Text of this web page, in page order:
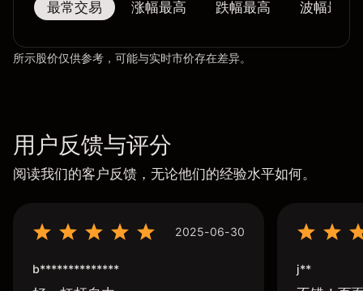
最常交易 涨幅最高 跌幅最高 波幅最大
所示股价仅供参考，可能与实时市价存在差异。
用户反馈与评分
阅读我们的客户反馈，无论他们的经验水平如何。
2025-06-30
b************** j**